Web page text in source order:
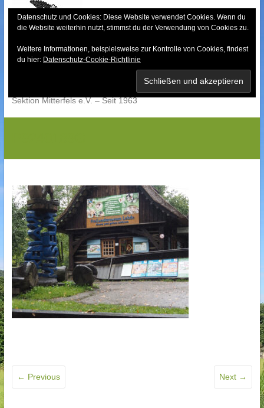
content
Bayerischer Wald-
Sektion Mitterfels e.V. – Seit 1963
← Previous Next →
Datenschutz und Cookies: Diese Website verwendet Cookies. Wenn du
die Website weiterhin nutzt, stimmst du der Verwendung von Cookies zu.
Weitere Informationen, beispielsweise zur Kontrolle von Cookies, findest
du hier: Datenschutz-Cookie-Richtlinie